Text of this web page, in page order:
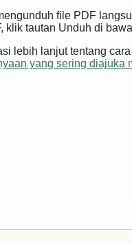
file PDF
klik tautan Unduh di
lebih lanjut tentang
yang sering diajuka